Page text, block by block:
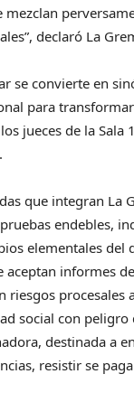
mezclan
declaró La
se convierte en
para
jueces de la
que integran La
endebles,
elementales del
aceptan informes
riesgos
social con
destinada a
resistir se paga